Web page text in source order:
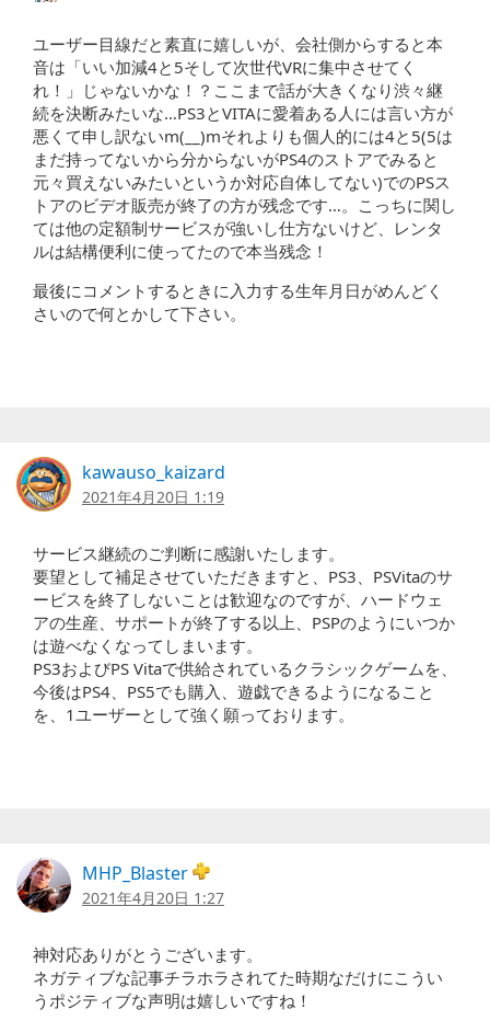
ユーザー目線だと素直に嬉しいが、会社側からすると本
音は「いい加減4と5そして次世代VRに集中させてく
れ！」じゃないかな！？ここまで話が大きくなり渋々継
続を決断みたいな…PS3とVITAに愛着ある人には言い方が
悪くて申し訳ないm(__)mそれよりも個人的には4と5(5は
まだ持ってないから分からないがPS4のストアでみると
元々買えないみたいというか対応自体してない)でのPSス
トアのビデオ販売が終了の方が残念です…。こっちに関し
ては他の定額制サービスが強いし仕方ないけど、レンタ
ルは結構便利に使ってたので本当残念！
最後にコメントするときに入力する生年月日がめんどく
さいので何とかして下さい。
kawauso_kaizard
2021年4月20日 1:19
サービス継続のご判断に感謝いたします。
要望として補足させていただきますと、PS3、PSVitaのサ
ービスを終了しないことは歓迎なのですが、ハードウェ
アの生産、サポートが終了する以上、PSPのようにいつか
は遊べなくなってしまいます。
PS3およびPS Vitaで供給されているクラシックゲームを、
今後はPS4、PS5でも購入、遊戯できるようになること
を、1ユーザーとして強く願っております。
MHP_Blaster
2021年4月20日 1:27
神対応ありがとうございます。
ネガティブな記事チラホラされてた時期なだけにこうい
うポジティブな声明は嬉しいですね！